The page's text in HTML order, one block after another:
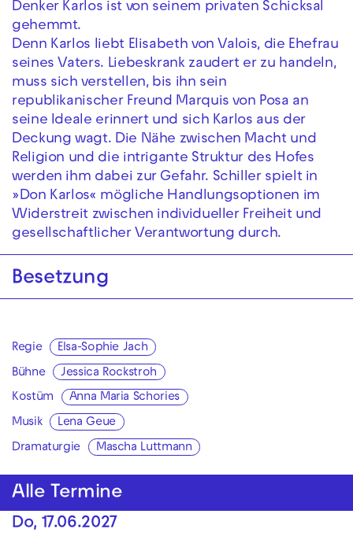
Denker Karlos ist von seinem privaten Schicksal
gehemmt.
Denn Karlos liebt Elisabeth von Valois, die Ehefrau
seines Vaters. Liebeskrank zaudert er zu handeln,
muss sich verstellen, bis ihn sein
republikanischer Freund Marquis von Posa an
seine Ideale erinnert und sich Karlos aus der
Deckung wagt. Die Nähe zwischen Macht und
Religion und die intrigante Struktur des Hofes
werden ihm dabei zur Gefahr. Schiller spielt in
»Don Karlos« mögliche Handlungsoptionen im
Widerstreit zwischen individueller Freiheit und
gesellschaftlicher Verantwortung durch.
Besetzung
Regie Elsa-Sophie Jach
Bühne Jessica Rockstroh
Kostüm Anna Maria Schories
Musik Lena Geue
Dramaturgie Mascha Luttmann
Alle Termine
Do, 17.06.2027